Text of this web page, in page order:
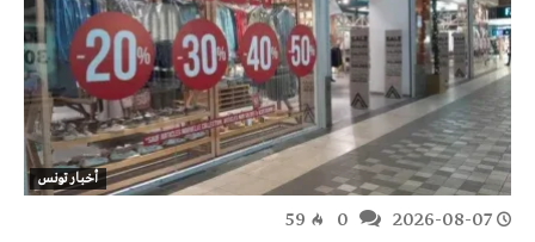
أخبار تونس
2026-08-07
59